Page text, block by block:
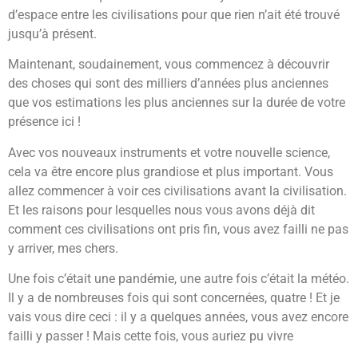
d’espace entre les civilisations pour que rien n’ait été trouvé
jusqu’à présent.
Maintenant, soudainement, vous commencez à découvrir
des choses qui sont des milliers d’années plus anciennes
que vos estimations les plus anciennes sur la durée de votre
présence ici !
Avec vos nouveaux instruments et votre nouvelle science,
cela va être encore plus grandiose et plus important. Vous
allez commencer à voir ces civilisations avant la civilisation.
Et les raisons pour lesquelles nous vous avons déjà dit
comment ces civilisations ont pris fin, vous avez failli ne pas
y arriver, mes chers.
Une fois c’était une pandémie, une autre fois c’était la météo.
Il y a de nombreuses fois qui sont concernées, quatre ! Et je
vais vous dire ceci : il y a quelques années, vous avez encore
failli y passer ! Mais cette fois, vous auriez pu vivre